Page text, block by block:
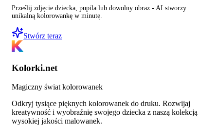
Prześlij zdjęcie dziecka, pupila lub dowolny obraz - AI stworzy
unikalną kolorowankę w minutę.
Stwórz teraz
Kolorki.net
Magiczny świat kolorowanek
Odkryj tysiące pięknych kolorowanek do druku. Rozwijaj
kreatywność i wyobraźnię swojego dziecka z naszą kolekcją
wysokiej jakości malowanek.